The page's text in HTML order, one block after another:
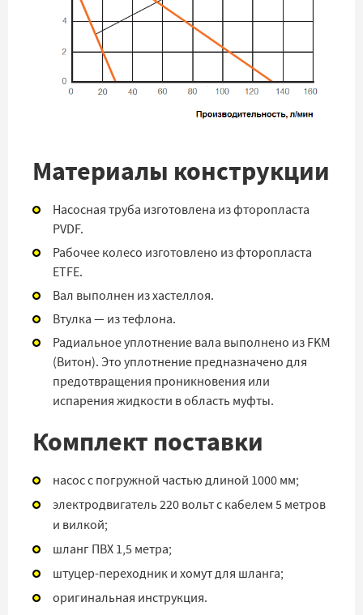
Материалы конструкции
Насосная труба изготовлена из фторопласта
PVDF.
Рабочее колесо изготовлено из фторопласта
ETFE.
Вал выполнен из хастеллоя.
Втулка — из тефлона.
Радиальное уплотнение вала выполнено из FKM
(Витон). Это уплотнение предназначено для
предотвращения проникновения или
испарения жидкости в область муфты.
Комплект поставки
насос с погружной частью длиной 1000 мм;
электродвигатель 220 вольт с кабелем 5 метров
и вилкой;
шланг ПВХ 1,5 метра;
штуцер-переходник и хомут для шланга;
оригинальная инструкция.